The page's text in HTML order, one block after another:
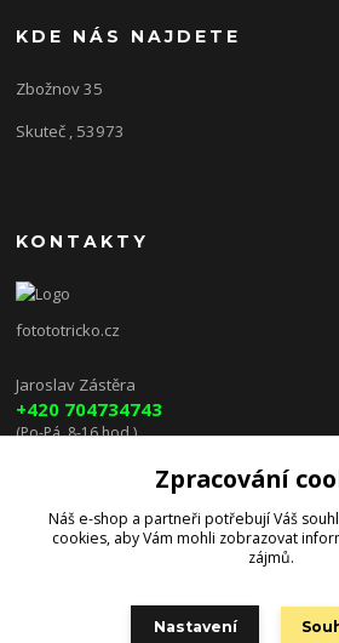
KDE NÁS NAJDETE
Zbožnov 35
Skuteč , 53973
KONTAKTY
fotototricko.cz
Jaroslav Zástěra
+420 704734743
(Po-Pá, 8-16 hod.)
lenkazasterova@centrum.cz
Zpracování
Náš e-shop a partneři potřebují Váš
cookies, aby Vám mohli zobrazovat
zájmů.
Nastavení